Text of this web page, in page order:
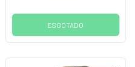
ESGOTADO